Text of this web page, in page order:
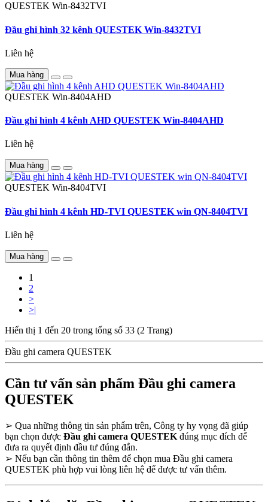
QUESTEK Win-8432TVI
Đầu ghi hình 32 kênh QUESTEK Win-8432TVI
Liên hệ
Mua hàng
QUESTEK Win-8404AHD
Đầu ghi hình 4 kênh AHD QUESTEK Win-8404AHD
Liên hệ
Mua hàng
QUESTEK Win-8404TVI
Đầu ghi hình 4 kênh HD-TVI QUESTEK win QN-8404TVI
Liên hệ
Mua hàng
1
2
>
>|
Hiển thị 1 đến 20 trong tổng số 33 (2 Trang)
Đầu ghi camera QUESTEK
Cần tư vấn sản phẩm Đầu ghi camera
QUESTEK
➢ Qua những thông tin sản phẩm trên, Công ty hy vọng đã giúp
bạn chọn được Đầu ghi camera QUESTEK đúng mục đích để
đưa ra quyết định đầu tư đúng đắn.
➢ Nếu bạn cần thông tin thêm để chọn mua Đầu ghi camera
QUESTEK phù hợp vui lòng liên hệ để được tư vấn thêm.